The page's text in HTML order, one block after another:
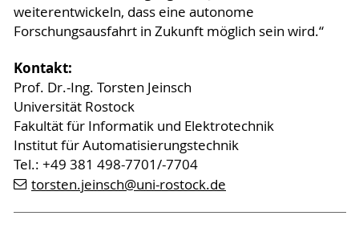
weiterentwickeln, dass eine autonome
Forschungsausfahrt in Zukunft möglich sein wird.“
Kontakt:
Prof. Dr.-Ing. Torsten Jeinsch
Universität Rostock
Fakultät für Informatik und Elektrotechnik
Institut für Automatisierungstechnik
Tel.: +49 381 498-7701/-7704
torsten.jeinsch@uni-rostock.de